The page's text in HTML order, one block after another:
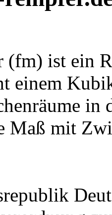
(fm) ist ein
einem
in
Maß mit